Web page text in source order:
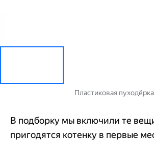
Пластиковая пуходёрка
В подборку мы включили те
пригодятся котенку в первые